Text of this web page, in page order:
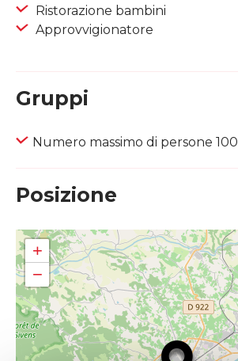
Ristorazione bambini
Approvvigionatore
Gruppi
Numero massimo di persone 100
Posizione
+
−